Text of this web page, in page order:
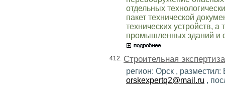
отдельных
пакет технической
технических устройств,
промышленных зданий и
412. Строительная
регион: Орск ,
orskexpertq2@mail.ru ,